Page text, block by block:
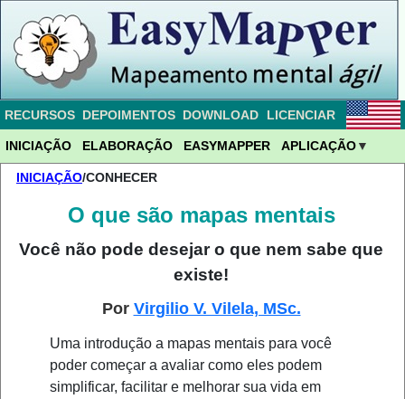
RECURSOS DEPOIMENTOS DOWNLOAD LICENCIAR
INICIAÇÃO ELABORAÇÃO EASYMAPPER APLICAÇÃO
INICIAÇÃO/CONHECER
O que são mapas mentais
Você não pode desejar o que nem sabe que
existe!
Por Virgilio V. Vilela, MSc.
Uma introdução a mapas mentais para você
poder começar a avaliar como eles podem
simplificar, facilitar e melhorar sua vida em